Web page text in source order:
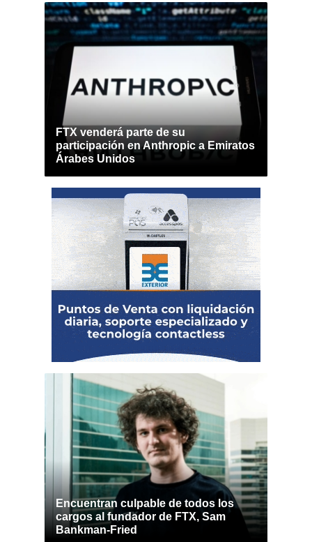
FTX venderá parte de su
participación en Anthropic a Emiratos
Árabes Unidos
Encuentran culpable de todos los
cargos al fundador de FTX, Sam
Bankman-Fried